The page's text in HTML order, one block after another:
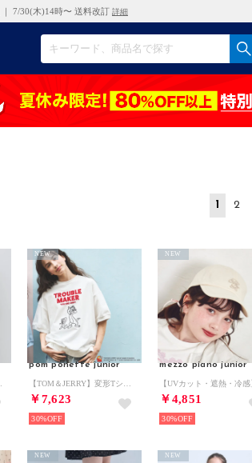
｜ 7/30(木)14時〜 送料改訂 詳細
1 2
pom ponette junior
￥7,623
NEW
30%
mezzo piano junior
￥4,851
NEW
30%
NEW NEW